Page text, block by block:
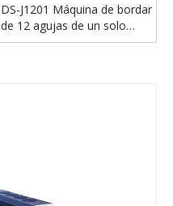
DS-J1201 Máquina de bordar
de 12 agujas de un solo
cabezal a la venta